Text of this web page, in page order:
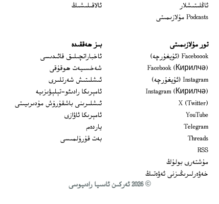
ئاڭلىتىشلار
Podcasts مۇلازىمىتى
ئالاقىلىشىڭ
تور مۇلازىمىتى
Faceboook (ئۇيغۇرچە)
Opens in new window
Facebook (Кирилчә)
Opens in new window
Instagram (ئۇيغۇرچە)
Opens in new window
Instagram (Кирилчә)
Opens in new window
X (Twitter)
YouTube
Telegram
Threads
RSS
مۇشتەرى بولۇڭ
خەۋەرلىرىڭىزنى ئەۋەتىڭ
بىز ھەققىدە
ئاخباراتچىلىق قائىدىسى
شەخسىيەت ھوقۇقى
ئىشلىتىش شەرتلىرى
ئامېرىكا رادىئو-تېلېۋىزىيە
ئىشلىرىنى باشقۇرۇش مۇدىرىيىتى
ئامېرىكا ئاۋازى
ياردەم
بەت قۇرۇلمىسى
© 2026 ئەركىن ئاسىيا رادىيوسى